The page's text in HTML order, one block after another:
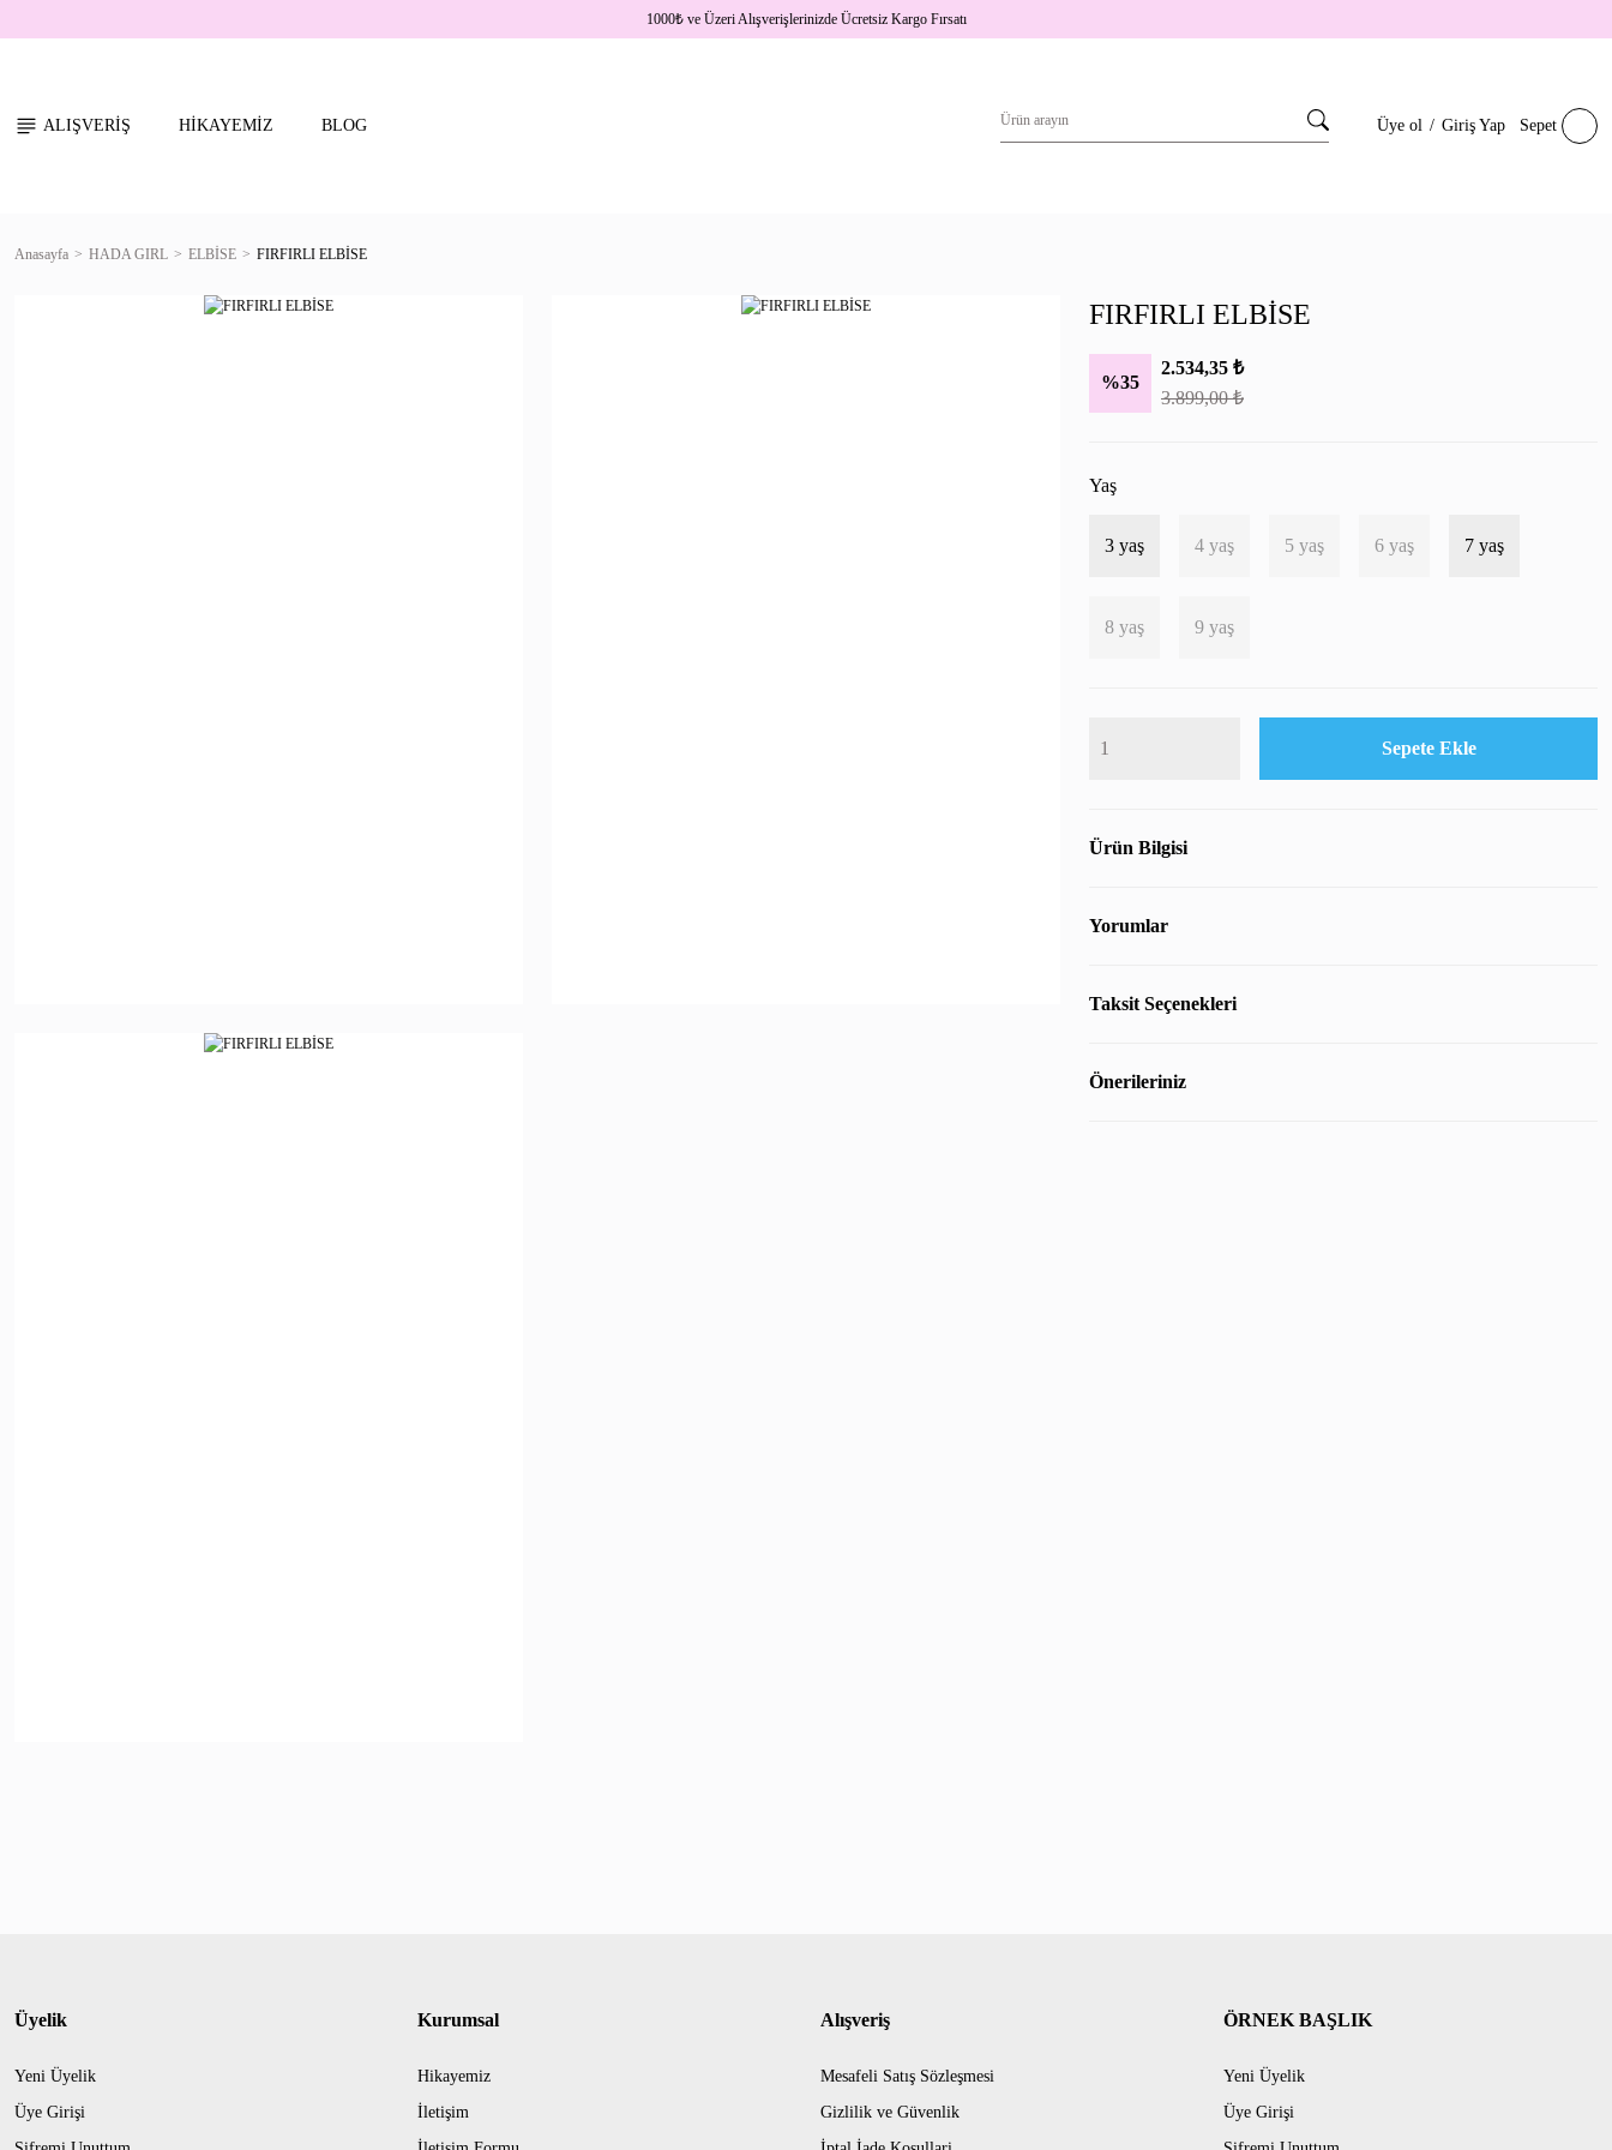
1000₺ve Üzeri Alışverişlerinizde Ücretsiz Kargo Fırsatı
ALIŞVERİŞ HİKAYEMİZ BLOG Üye ol / Giriş Yap Sepet
Anasayfa HADA GIRL ELBİSE FIRFIRLI ELBİSE
FIRFIRLI ELBİSE
%35
2.534,35 ₺
3.899,00₺
Yaş
3 yaş 4 yaş 5 yaş 6 yaş 7 yaş
8 yaş 9 yaş
Sepete Ekle
Ürün Bilgisi
Yorumlar
Taksit Seçenekleri
Önerileriniz
Üyelik
Yeni Üyelik
Üye Girişi
Kurumsal
Hikayemiz
İletişim
Alışveriş
Mesafeli Satış Sözleşmesi
Gizlilik ve Güvenlik
ÖRNEK BAŞLIK
Yeni Üyelik
Üye Girişi